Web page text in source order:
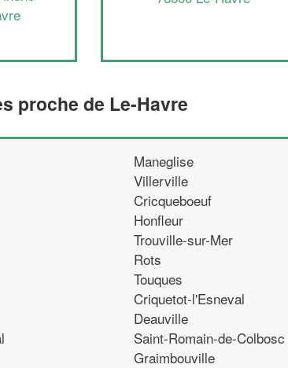
proche de Le-Havre
Maneglise
Villerville
Cricqueboeuf
Honfleur
Trouville-sur-Mer
Rots
Touques
Criquetot-l'Esneval
Deauville
Saint-Romain-de-Colbosc
Graimbouville